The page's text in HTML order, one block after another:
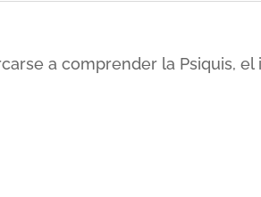
a comprender la Psiquis,